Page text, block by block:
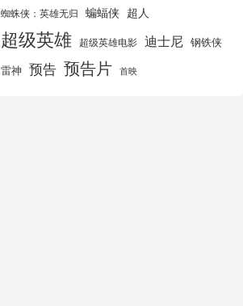
蜘蛛侠：英雄无归 蝙蝠侠 超人
超级英雄 超级英雄电影 迪士尼 钢铁侠
雷神 预告 预告片 首映